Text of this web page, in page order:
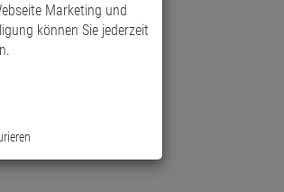
Marketing und
können Sie jederzeit